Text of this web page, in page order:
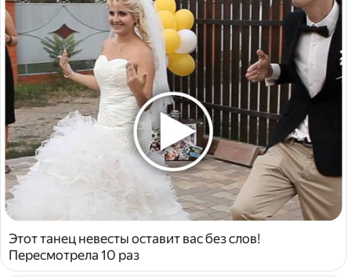
Этот танец невесты оставит вас без слов!
Пересмотрела 10 раз